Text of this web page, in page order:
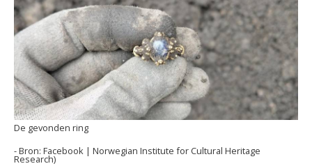
De gevonden ring
Facebook | Norwegian Institute for Cultural Heritage
Research)